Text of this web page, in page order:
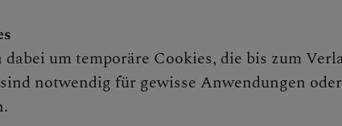
dabei um temporäre Cookies, die bis zum
notwendig für gewisse Anwendungen